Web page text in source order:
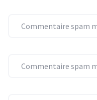
Commentaire spam
Commentaire spam